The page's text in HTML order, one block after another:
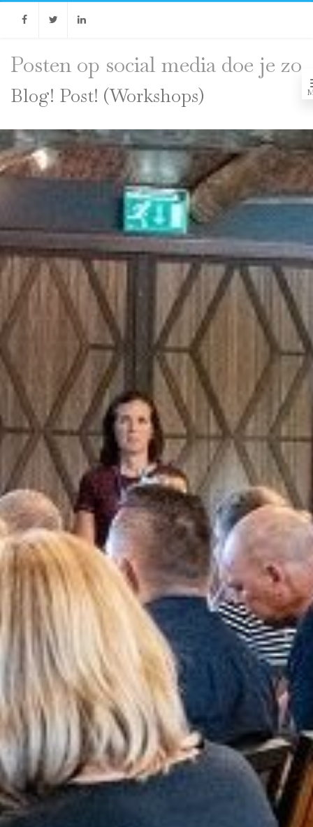
FacebookTwitter
Posten op social media doe je zo
Blog! Post! (Workshops)